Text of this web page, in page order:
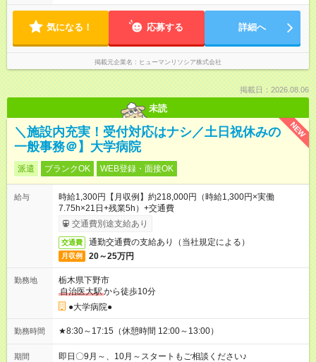
気になる！ 応募する 詳細へ
掲載元企業名 ヒューマンリソシア株式会社
掲載日：2026.08.06
未読
NEW
＼施設内充実！受付対応はナシ／土日祝休みの
一般事務＠】大学病院
派遣 ブランクOK WEB登録・面接OK
給与
時給1,300円【月収例】約218,000円（時給1,300円×実働
7.75h×21日+残業5h）+交通費
交通費別途支給あり
交通費 通勤交通費の支給あり（当社規定による）
月収例 20～25万円
勤務地
栃木県下野市
自治医大駅から徒歩10分
●大学病院●
勤務時間 ★8:30～17:15（休憩時間 12:00～13:00）
期間 即日〇9月～、10月～スタートもご相談ください♪